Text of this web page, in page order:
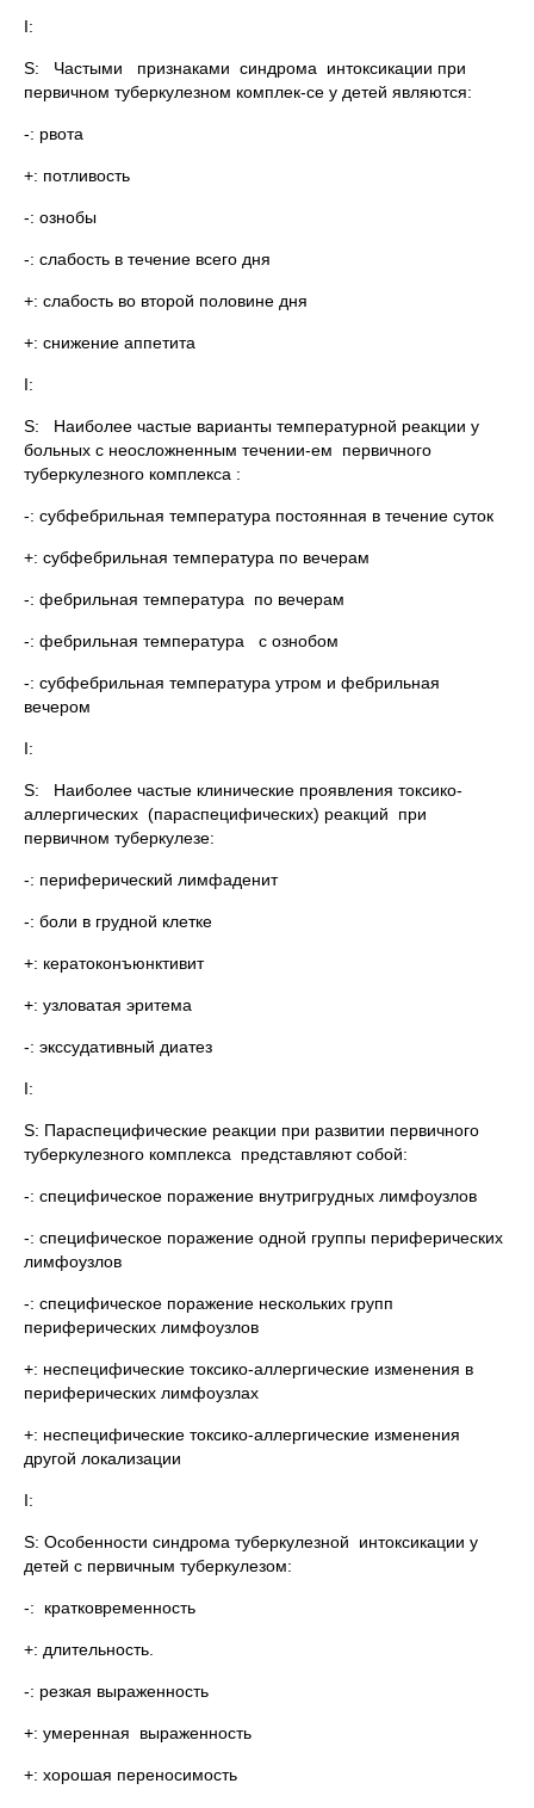
I:
S: Частыми признаками синдрома интоксикации при
первичном туберкулезном комплек-се у детей являются:
-: рвота
+: потливость
-: ознобы
-: слабость в течение всего дня
+: слабость во второй половине дня
+: снижение аппетита
I:
S: Наиболее частые варианты температурной реакции у
больных с неосложненным течении-ем первичного
туберкулезного комплекса :
-: субфебрильная температура постоянная в течение суток
+: субфебрильная температура по вечерам
-: фебрильная температура по вечерам
-: фебрильная температура с ознобом
-: субфебрильная температура утром и фебрильная
вечером
I:
S: Наиболее частые клинические проявления токсико-
аллергических (параспецифических) реакций при
первичном туберкулезе:
-: периферический лимфаденит
-: боли в грудной клетке
+: кератоконъюнктивит
+: узловатая эритема
-: экссудативный диатез
I:
S: Параспецифические реакции при развитии первичного
туберкулезного комплекса представляют собой:
-: специфическое поражение внутригрудных лимфоузлов
-: специфическое поражение одной группы периферических
лимфоузлов
-: специфическое поражение нескольких групп
периферических лимфоузлов
+: неспецифические токсико-аллергические изменения в
периферических лимфоузлах
+: неспецифические токсико-аллергические изменения
другой локализации
I:
S: Особенности синдрома туберкулезной интоксикации у
детей с первичным туберкулезом:
-: кратковременность
+: длительность.
-: резкая выраженность
+: умеренная выраженность
+: хорошая переносимость